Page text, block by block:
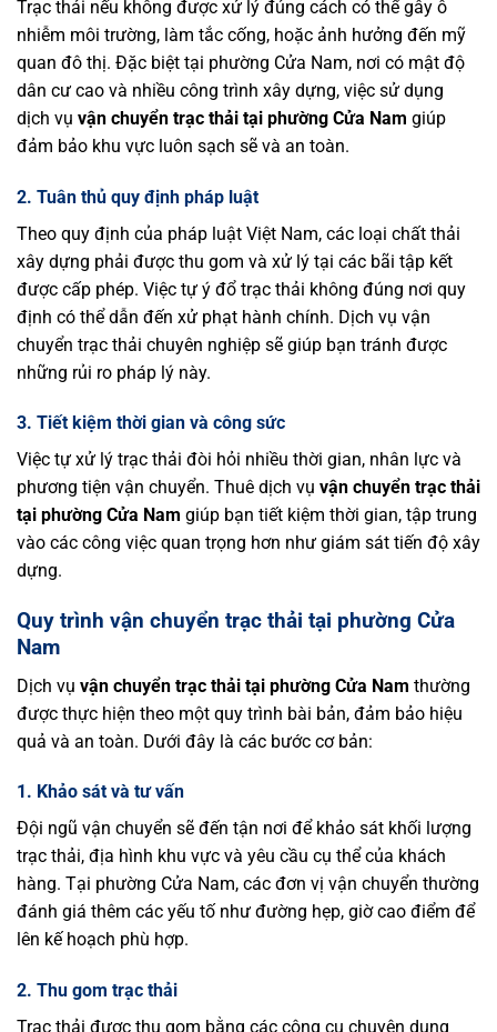
Trạc thải nếu không được xử lý đúng cách có thể gây ô
nhiễm môi trường, làm tắc cống, hoặc ảnh hưởng đến mỹ
quan đô thị. Đặc biệt tại phường Cửa Nam, nơi có mật độ
dân cư cao và nhiều công trình xây dựng, việc sử dụng
dịch vụ vận chuyển trạc thải tại phường Cửa Nam giúp
đảm bảo khu vực luôn sạch sẽ và an toàn.
2. Tuân thủ quy định pháp luật
Theo quy định của pháp luật Việt Nam, các loại chất thải
xây dựng phải được thu gom và xử lý tại các bãi tập kết
được cấp phép. Việc tự ý đổ trạc thải không đúng nơi quy
định có thể dẫn đến xử phạt hành chính. Dịch vụ vận
chuyển trạc thải chuyên nghiệp sẽ giúp bạn tránh được
những rủi ro pháp lý này.
3. Tiết kiệm thời gian và công sức
Việc tự xử lý trạc thải đòi hỏi nhiều thời gian, nhân lực và
phương tiện vận chuyển. Thuê dịch vụ vận chuyển trạc thải
tại phường Cửa Nam giúp bạn tiết kiệm thời gian, tập trung
vào các công việc quan trọng hơn như giám sát tiến độ xây
dựng.
Quy trình vận chuyển trạc thải tại phường Cửa
Nam
Dịch vụ vận chuyển trạc thải tại phường Cửa Nam thường
được thực hiện theo một quy trình bài bản, đảm bảo hiệu
quả và an toàn. Dưới đây là các bước cơ bản:
1. Khảo sát và tư vấn
Đội ngũ vận chuyển sẽ đến tận nơi để khảo sát khối lượng
trạc thải, địa hình khu vực và yêu cầu cụ thể của khách
hàng. Tại phường Cửa Nam, các đơn vị vận chuyển thường
đánh giá thêm các yếu tố như đường hẹp, giờ cao điểm để
lên kế hoạch phù hợp.
2. Thu gom trạc thải
Trạc thải được thu gom bằng các công cụ chuyên dụng